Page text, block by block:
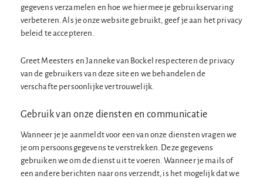
gegevens verzamelen en hoe we hiermee je gebruikservaring
verbeteren. Als je onze website gebruikt, geef je aan het privacy
beleid te accepteren.
Greet Meesters en Janneke van Bockel respecteren de privacy
van de gebruikers van deze site en we behandelen de
verschafte persoonlijke vertrouwelijk.
Gebruik van onze diensten en communicatie
Wanneer je je aanmeldt voor een van onze diensten vragen we
je om persoonsgegevens te verstrekken. Deze gegevens
gebruiken we om de dienst uit te voeren. Wanneer je mails of
een andere berichten naar ons verzendt, is het mogelijk dat we